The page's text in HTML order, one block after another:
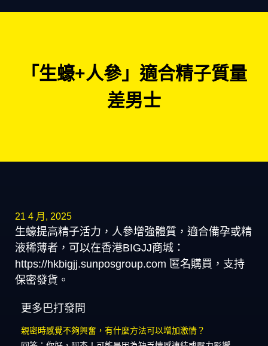
「生蠔+人參」適合精子質量
差男士
21 4 月, 2025
生蠔提高精子活力，人參增強體質，適合備孕或精
液稀薄者，可以在香港BIGJJ商城：
https://hkbigjj.sunposgroup.com 匿名購買，支持
保密發貨。
更多巴打發問
親密時感覺不夠興奮，有什麼方法可以增加激情？